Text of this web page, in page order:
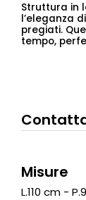
Struttura in
l’eleganza
pregiati.
tempo,
Misure
L.110 cm -